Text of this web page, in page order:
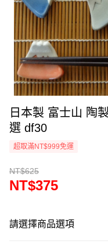
日本製 富士山 陶
選 df30
超取滿NT$999免運
NT$625
NT$375
請選擇商品選項